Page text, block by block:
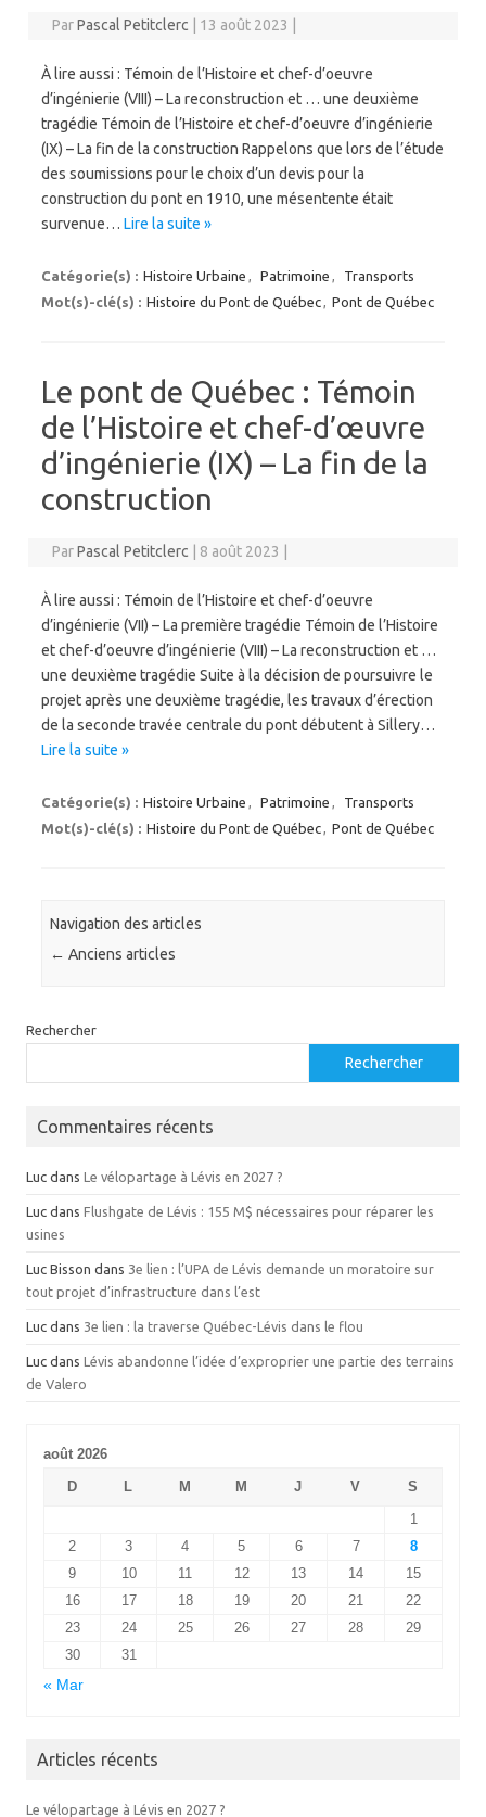
ParPascal Petitclerc 13 août 2023
À lire aussi : Témoin de l’Histoire et chef-d’oeuvre
d’ingénierie (VIII) – La reconstruction et … une deuxième
tragédie Témoin de l’Histoire et chef-d’oeuvre d’ingénierie
(IX) – La fin de la construction Rappelons que lors de l’étude
des soumissions pour le choix d’un devis pour la
construction du pont en 1910, une mésentente était
survenue… Lire la suite »
Catégorie(s) : Histoire Urbaine , Patrimoine ,
Transports
Mot(s)-clé(s) : Histoire du Pont de Québec, Pont de Québec
Le pont de Québec : Témoin
de l’Histoire et chef-d’œuvre
d’ingénierie (IX) – La fin de la
construction
ParPascal Petitclerc 8 août 2023
À lire aussi : Témoin de l’Histoire et chef-d’oeuvre
d’ingénierie (VII) – La première tragédie Témoin de l’Histoire
et chef-d’oeuvre d’ingénierie (VIII) – La reconstruction et …
une deuxième tragédie Suite à la décision de poursuivre le
projet après une deuxième tragédie, les travaux d’érection
de la seconde travée centrale du pont débutent à Sillery…
Lire la suite »
Catégorie(s) : Histoire Urbaine , Patrimoine ,
Transports
Mot(s)-clé(s) : Histoire du Pont de Québec, Pont de Québec
Navigation des articles
← Anciens articles
Rechercher
Rechercher
Commentaires récents
Luc dans Le vélopartage à Lévis en 2027 ?
Luc dans Flushgate de Lévis : 155 M$ nécessaires pour réparer les
usines
Luc Bisson dans 3e lien : l’UPA de Lévis demande un moratoire sur
tout projet d’infrastructure dans l’est
Luc dans 3e lien : la traverse Québec-Lévis dans le flou
Luc dans Lévis abandonne l’idée d’exproprier une partie des terrains
de Valero
août 2026
D
L M M J V
S
1
2
3 4 5 6 7
8
9
10 11 12 13 14
15
16
17 18 19 20 21
22
23
24 25 26 27 28
29
30
31
« Mar
Articles récents
Le vélopartage à Lévis en 2027 ?